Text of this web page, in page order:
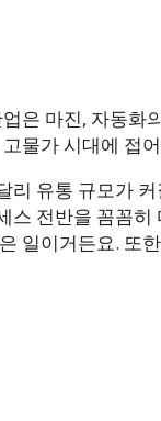
은 마진, 자동화
물가 시대에 접
리 유통 규모가
스 전반을 꼼꼼
일이거든요. 또